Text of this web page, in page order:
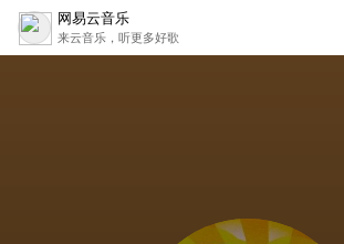
网易云音乐
来云音乐，听更多好歌